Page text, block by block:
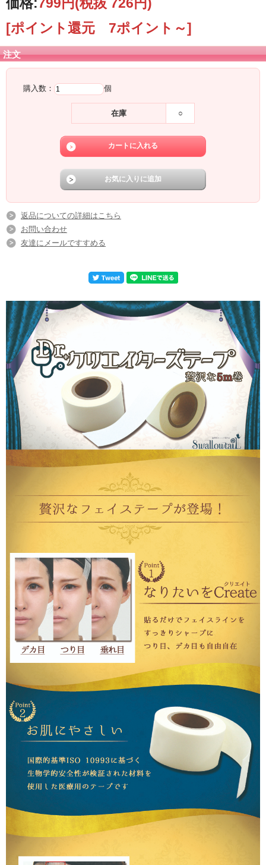
[ポイント還元 7ポイント～]
注文
購入数： 個
在庫 ○
返品についての詳細はこちら
お問い合わせ
友達にメールですすめる